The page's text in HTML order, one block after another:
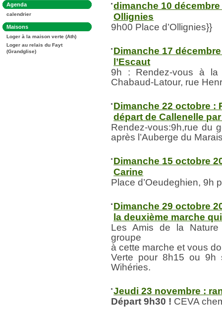
Dans
la
rubrique
:
Agenda
calendrier
Dans
la
rubrique
:
Maisons
Loger à la maison verte (Ath)
Loger au relais du Fayt
(Grandglise)
dimanche 10
Ollignies
9h00 Place d’Ollignies}}
Dimanche 17
l’Escaut
9h : Rendez-vous à
Chabaud-Latour, rue
Dimanche 22 octobre :
départ de Callenelle
Rendez-vous:9h,rue du
après l’Auberge du
Dimanche 15 octobre
Carine
Place d’Oeudeghien, 9h
Dimanche 29 octobre
la deuxième marche
Les Amis de la
groupe
à cette marche et vous
Verte pour 8h15 ou
Wihéries.
Jeudi 23 novembre :
Départ 9h30 ! CEVA